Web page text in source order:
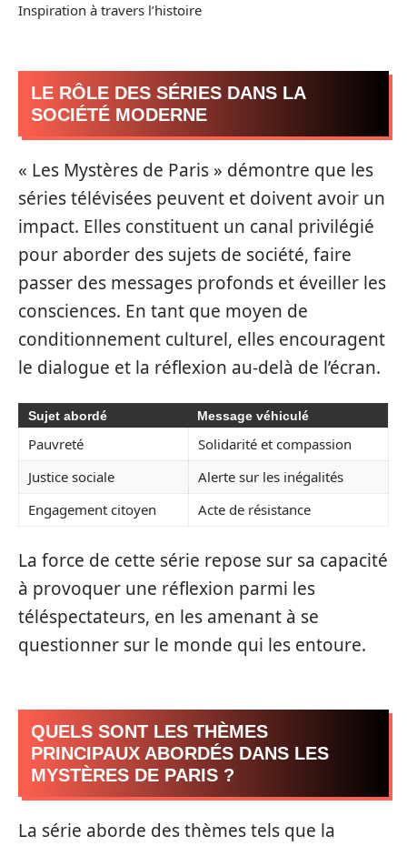
Inspiration à travers l’histoire
LE RÔLE DES SÉRIES DANS LA
SOCIÉTÉ MODERNE
« Les Mystères de Paris » démontre que les
séries télévisées peuvent et doivent avoir un
impact. Elles constituent un canal privilégié
pour aborder des sujets de société, faire
passer des messages profonds et éveiller les
consciences. En tant que moyen de
conditionnement culturel, elles encouragent
le dialogue et la réflexion au-delà de l’écran.
Sujet abordé Message véhiculé
Pauvreté
Solidarité et compassion
Justice sociale
Alerte sur les inégalités
Engagement citoyen
Acte de résistance
La force de cette série repose sur sa capacité
à provoquer une réflexion parmi les
téléspectateurs, en les amenant à se
questionner sur le monde qui les entoure.
QUELS SONT LES THÈMES
PRINCIPAUX ABORDÉS DANS LES
MYSTÈRES DE PARIS ?
La série aborde des thèmes tels que la